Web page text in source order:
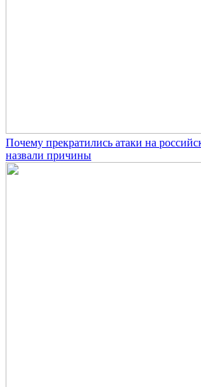
Почему прекратились атаки на
назвали причины